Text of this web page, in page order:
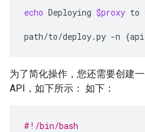
echo Deploying $proxy to
path/to/deploy.py -n {
为了简化操作，您还需要创建
API，如下所示： 如下：
#!/bin/bash